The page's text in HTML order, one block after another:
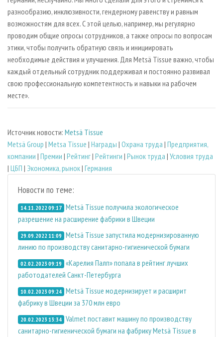
разнообразию, инклюзивности, гендерному равенству и равным
возможностям для всех. С этой целью, например, мы регулярно
проводим общие опросы сотрудников, а также опросы по вопросам
этики, чтобы получить обратную связь и инициировать
необходимые действия и улучшения. Для Metsä Tissue важно, чтобы
каждый отдельный сотрудник поддерживал и постоянно развивал
свою профессиональную компетентность и навыки на рабочем
месте».
Источник новости: Metsä Tissue
Metsä Group | Metsa Tissue | Награды | Охрана труда | Предприятия,
компании | Премии | Рейтинг| Рейтинги | Рынок труда | Условия труда
| ЦБП | Экономика, рынок| Германия
Новости по теме:
14.11.2022 09:17 Metsä Tissue получила экологическое
разрешение на расширение фабрики в Швеции
29.09.2022 11:09 Metsä Tissue запустила модернизированную
линию по производству санитарно-гигиенической бумаги
02.02.2023 09:19 «Карелия Палп» попала в рейтинг лучших
работодателей Санкт-Петербурга
10.02.2023 09:24 Metsä Tissue модернизирует и расширит
фабрику в Швеции за 370 млн евро
20.02.2023 13:34 Valmet поставит машину по производству
санитарно-гигиенической бумаги на фабрику Metsä Tissue в